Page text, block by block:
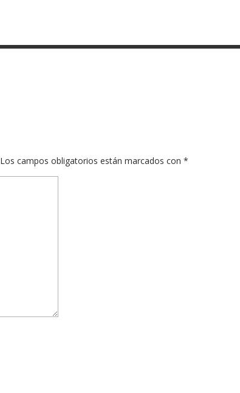
Los campos obligatorios están marcados con *